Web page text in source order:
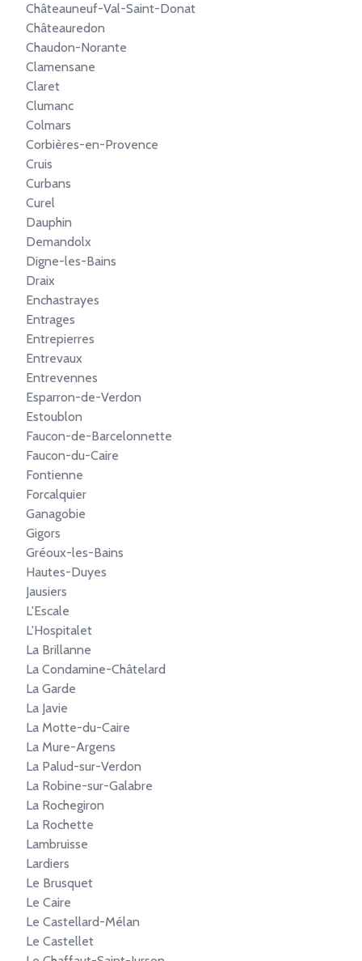
Châteauneuf-Val-Saint-Donat
Châteauredon
Chaudon-Norante
Clamensane
Claret
Clumanc
Colmars
Corbières-en-Provence
Cruis
Curbans
Curel
Dauphin
Demandolx
Digne-les-Bains
Draix
Enchastrayes
Entrages
Entrepierres
Entrevaux
Entrevennes
Esparron-de-Verdon
Estoublon
Faucon-de-Barcelonnette
Faucon-du-Caire
Fontienne
Forcalquier
Ganagobie
Gigors
Gréoux-les-Bains
Hautes-Duyes
Jausiers
L'Escale
L'Hospitalet
La Brillanne
La Condamine-Châtelard
La Garde
La Javie
La Motte-du-Caire
La Mure-Argens
La Palud-sur-Verdon
La Robine-sur-Galabre
La Rochegiron
La Rochette
Lambruisse
Lardiers
Le Brusquet
Le Caire
Le Castellard-Mélan
Le Castellet